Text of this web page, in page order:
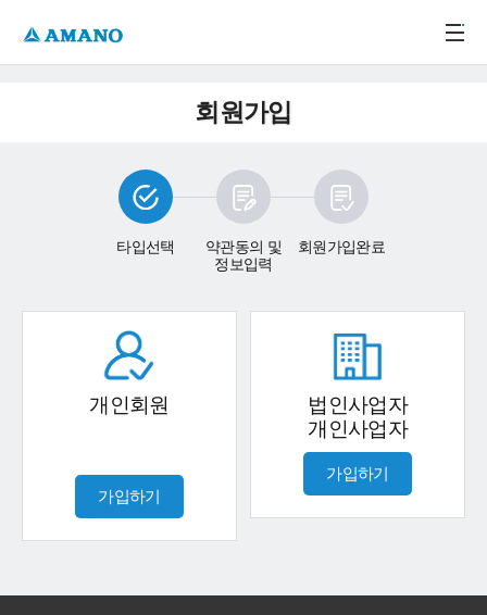
회원가입
타입선택
약관동의 및
정보입력
회원가입완료
개인회원
가입하기
법인사업자
개인사업자
가입하기